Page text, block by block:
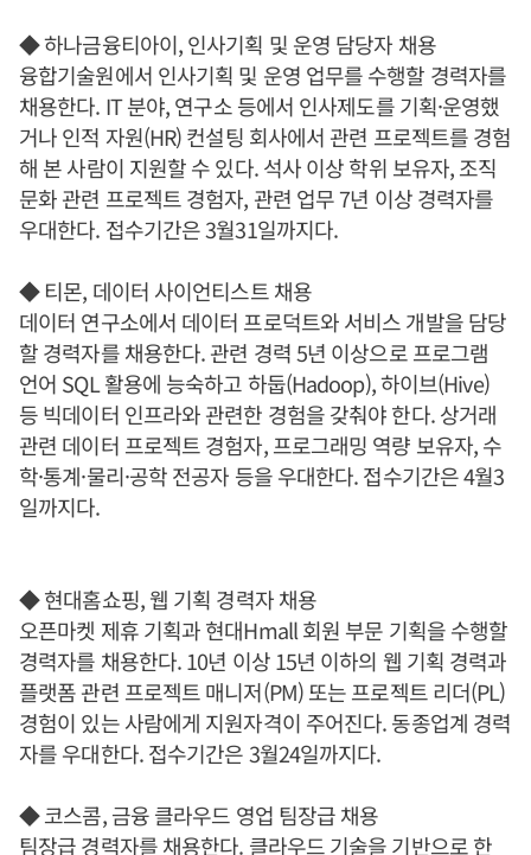
◆ 하나금융티아이, 인사기획 및 운영 담당자 채용
융합기술원에서 인사기획 및 운영 업무를 수행할 경력자를
채용한다. IT 분야, 연구소 등에서 인사제도를 기획·운영했
거나 인적 자원(HR) 컨설팅 회사에서 관련 프로젝트를 경험
해 본 사람이 지원할 수 있다. 석사 이상 학위 보유자, 조직
문화 관련 프로젝트 경험자, 관련 업무 7년 이상 경력자를
우대한다. 접수기간은 3월31일까지다.
◆ 티몬, 데이터 사이언티스트 채용
데이터 연구소에서 데이터 프로덕트와 서비스 개발을 담당
할 경력자를 채용한다. 관련 경력 5년 이상으로 프로그램
언어 SQL 활용에 능숙하고 하둡(Hadoop), 하이브(Hive)
등 빅데이터 인프라와 관련한 경험을 갖춰야 한다. 상거래
관련 데이터 프로젝트 경험자, 프로그래밍 역량 보유자, 수
학·통계·물리·공학 전공자 등을 우대한다. 접수기간은 4월3
일까지다.
◆ 현대홈쇼핑, 웹 기획 경력자 채용
오픈마켓 제휴 기획과 현대Hmall 회원 부문 기획을 수행할
경력자를 채용한다. 10년 이상 15년 이하의 웹 기획 경력과
플랫폼 관련 프로젝트 매니저(PM) 또는 프로젝트 리더(PL)
경험이 있는 사람에게 지원자격이 주어진다. 동종업계 경력
자를 우대한다. 접수기간은 3월24일까지다.
◆ 코스콤, 금융 클라우드 영업 팀장급 채용
팀장급 경력자를 채용한다. 클라우드 기술을 기반으로 한